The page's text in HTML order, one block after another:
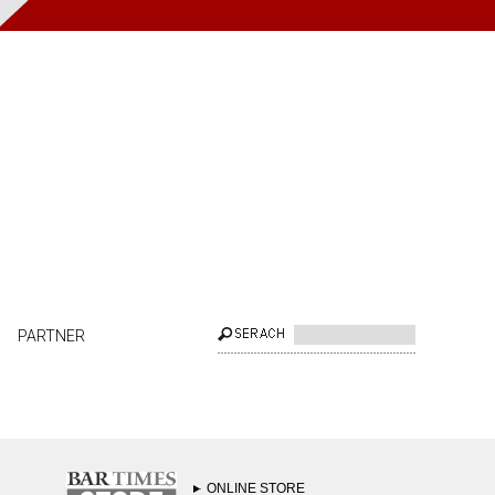
PARTNER
ONLINE STORE